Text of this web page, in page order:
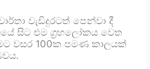
වැඩිදුරටත් පෙන්වා දී
සිට එම ග්‍රහලෝකය වෙත
වසර 100ක පමණ කාලයක්